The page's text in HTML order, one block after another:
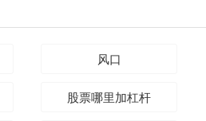
风口
股票哪里加杠杆